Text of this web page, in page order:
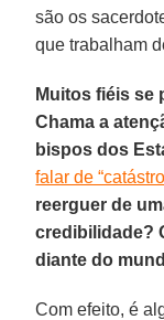
são os
que trabalham
Muitos fiéis se
Chama a
bispos dos
falar de
reerguer de
credibilidade?
diante do
Com efeito, é